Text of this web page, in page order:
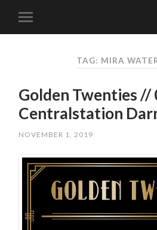
TAG: MIRA
Golden Twenties //
Centralstation
NOVEMBER 1, 2019